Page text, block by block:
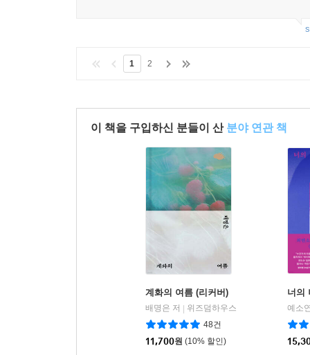
1 2
이 책을 구입하신 분들이 산 분야 연관 책
계화의 여름 (리커버)
배명은 저 | 위즈덤하우스
48건
11,700원 (10% 할인)
너의
예소